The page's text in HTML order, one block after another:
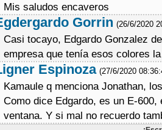
Mis saludos encaveros
Gorrin (26/6/2020
Casi tocayo, Edgardo Gonzalez
empresa que tenía esos colores
Espinoza (27/6/2020
Kamaule q menciona Jonathan,
Como dice Edgardo, es un E-
ventana. Y si mal no recuerdo